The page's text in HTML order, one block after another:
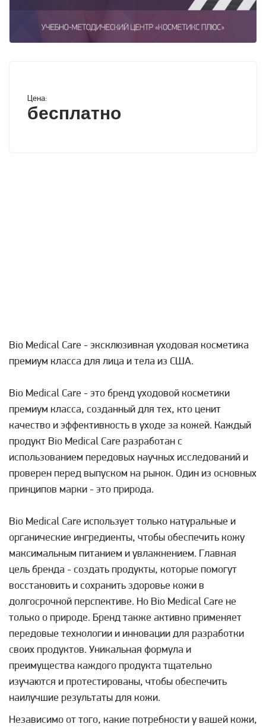
Цена:
бесплатно
Bio Medical Care - эксклюзивная уходовая косметика
премиум класса для лица и тела из США.
Bio Medical Care - это бренд уходовой косметики
премиум класса, созданный для тех, кто ценит
качество и эффективность в уходе за кожей. Каждый
продукт Bio Medical Care разработан с
использованием передовых научных исследований и
проверен перед выпуском на рынок. Один из основных
принципов марки - это природа.
Bio Medical Care использует только натуральные и
органические ингредиенты, чтобы обеспечить кожу
максимальным питанием и увлажнением. Главная
цель бренда - создать продукты, которые помогут
восстановить и сохранить здоровье кожи в
долгосрочной перспективе. Но Bio Medical Care не
только о природе. Бренд также активно применяет
передовые технологии и инновации для разработки
своих продуктов. Уникальная формула и
преимущества каждого продукта тщательно
изучаются и протестированы, чтобы обеспечить
наилучшие результаты для кожи.
Независимо от того, какие потребности у вашей кожи,